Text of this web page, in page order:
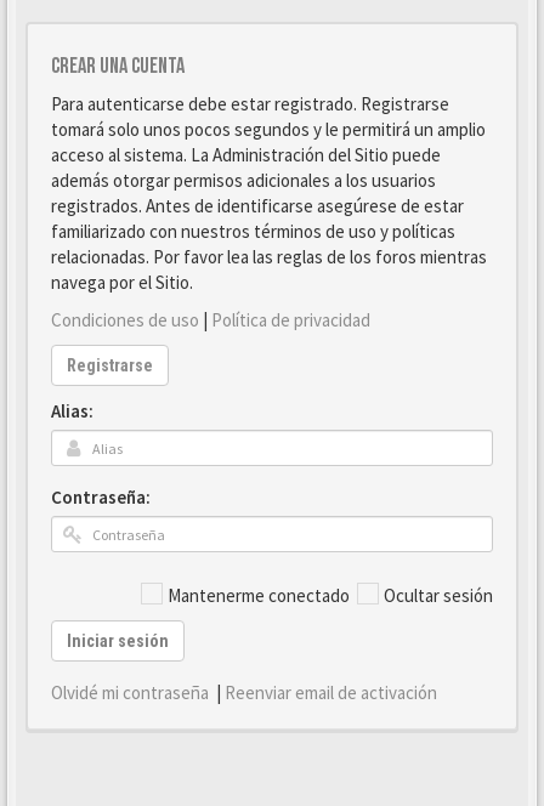
Crear una cuenta
Para autenticarse debe estar registrado. Registrarse
tomará solo unos pocos segundos y le permitirá un amplio
acceso al sistema. La Administración del Sitio puede
además otorgar permisos adicionales a los usuarios
registrados. Antes de identificarse asegúrese de estar
familiarizado con nuestros términos de uso y políticas
relacionadas. Por favor lea las reglas de los foros mientras
navega por el Sitio.
Condiciones de uso | Política de privacidad
Registrarse
Alias:
Contraseña:
Mantenerme conectado Ocultar sesión
Iniciar sesión
Olvidé mi contraseña | Reenviar email de activación